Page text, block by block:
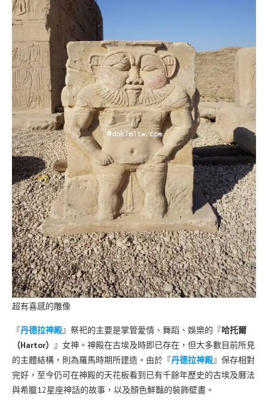
超有喜感的雕像
『丹德拉神殿』祭祀的主要是掌管愛情、舞蹈、娛樂的『哈托爾
（Hartor） 』女神。神殿在古埃及時即已存在，但大多數目前所見
的主體結構，則為羅馬時期所建造。由於『丹德拉神殿』保存相對
完好，至今仍可在神殿的天花板看到已有千餘年歷史的古埃及曆法
與希臘12星座神話的故事，以及顏色鮮豔的裝飾壁畫。